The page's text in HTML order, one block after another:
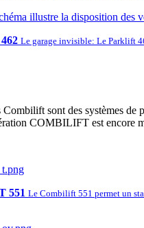
Le garage invisible: Le Parklift
Combilift sont des systèmes de
COMBILIFT est encore
551 Le Combilift 551 permet un